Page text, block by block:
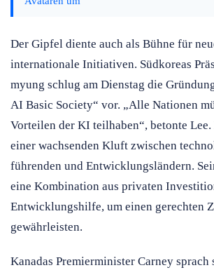
Der Gipfel diente auch als Bühne für
internationale Initiativen. Südkoreas
myung schlug am Dienstag die
AI Basic Society“ vor. „Alle Nationen
Vorteilen der KI teilhaben“, betonte
einer wachsenden Kluft zwischen
führenden und Entwicklungsländern.
eine Kombination aus privaten
Entwicklungshilfe, um einen gerechten
gewährleisten.
Kanadas Premierminister Carney sprach